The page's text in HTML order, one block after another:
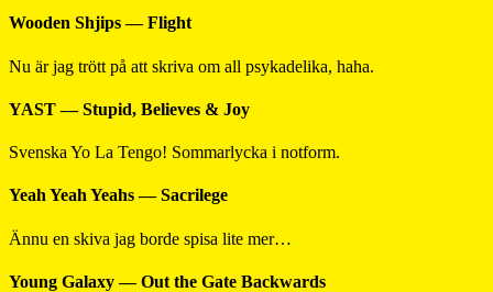
Wooden Shjips — Flight
Nu är jag trött på att skriva om all psykadelika, haha.
YAST — Stupid, Believes & Joy
Svenska Yo La Tengo! Sommarlycka i notform.
Yeah Yeah Yeahs — Sacrilege
Ännu en skiva jag borde spisa lite mer…
Young Galaxy — Out the Gate Backwards